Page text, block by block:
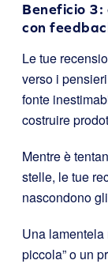
Beneficio
con
Le tue
verso i
fonte
costruire
Mentre è
stelle, le tue
nascondono
Una lamentela
piccola” o un